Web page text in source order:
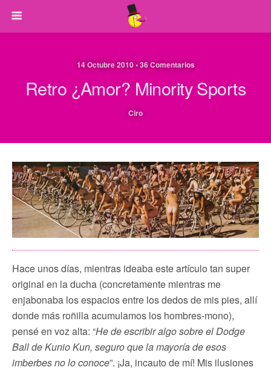
14 Octubre 2010 • 36 Comentarios
Retro ¿Amor? Minority Sports
Ciro
Hace unos días, mientras ideaba este artículo tan super
original en la ducha (concretamente mientras me
enjabonaba los espacios entre los dedos de mis pies, allí
donde más roñilla acumulamos los hombres-mono),
pensé en voz alta: “He de escribir algo sobre el Dodge
Ball de Kunio Kun, seguro que la mayoría de esos
imberbes no lo conoce”. ¡Ja, incauto de mí! Mis ilusiones